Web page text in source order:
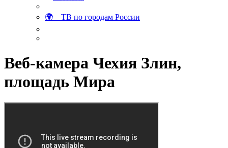
🌍 ТВ по городам России
Веб-камера Чехия Злин,
площадь Мира